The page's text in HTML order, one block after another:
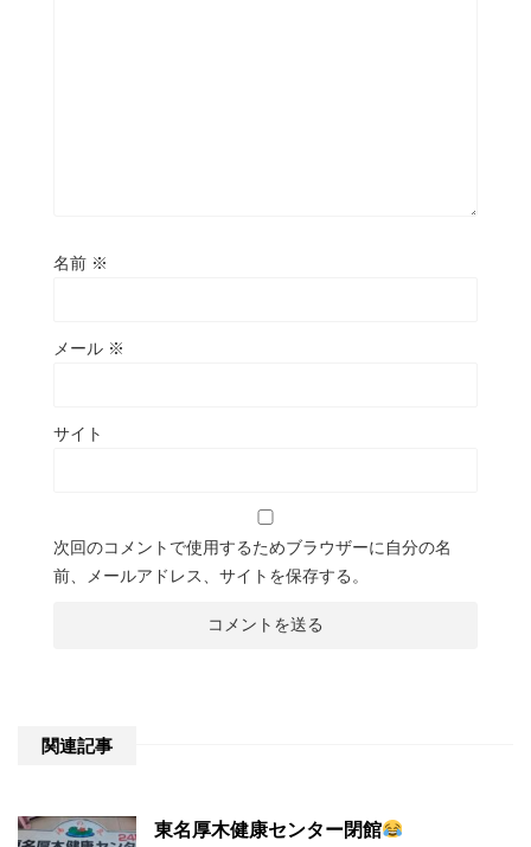
名前 ※
メール ※
サイト
次回のコメントで使用するためブラウザーに自分の名
前、メールアドレス、サイトを保存する。
関連記事
東名厚木健康センター閉館